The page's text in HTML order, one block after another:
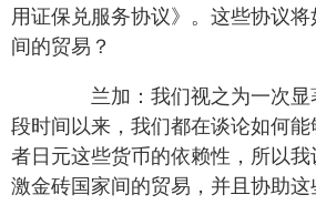
用证保兑服务协议》。这些协议
间的贸易？
兰加：我们视之为一次显
段时间以来，我们都在谈论如何
者日元这些货币的依赖性，所以我
激金砖国家间的贸易，并且协助这